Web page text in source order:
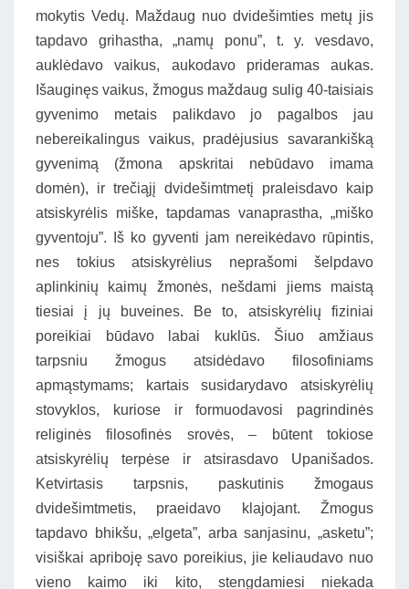
mokytis Vedų. Maždaug nuo dvidešimties metų jis
tapdavo grihastha, „namų ponu”, t. y. vesdavo,
auklėdavo vaikus, aukodavo prideramas aukas.
Išauginęs vaikus, žmogus maždaug sulig 40-taisiais
gyvenimo metais palikdavo jo pagalbos jau
nebereikalingus vaikus, pradėjusius savarankišką
gyvenimą (žmona apskritai nebūdavo imama
domėn), ir trečiąjį dvidešimtmetį praleisdavo kaip
atsiskyrėlis miške, tapdamas vanaprastha, „miško
gyventoju”. Iš ko gyventi jam nereikėdavo rūpintis,
nes tokius atsiskyrėlius neprašomi šelpdavo
aplinkinių kaimų žmonės, nešdami jiems maistą
tiesiai į jų buveines. Be to, atsiskyrėlių fiziniai
poreikiai būdavo labai kuklūs. Šiuo amžiaus
tarpsniu žmogus atsidėdavo filosofiniams
apmąstymams; kartais susidarydavo atsiskyrėlių
stovyklos, kuriose ir formuodavosi pagrindinės
religinės filosofinės srovės, – būtent tokiose
atsiskyrėlių terpėse ir atsirasdavo Upanišados.
Ketvirtasis tarpsnis, paskutinis žmogaus
dvidešimtmetis, praeidavo klajojant. Žmogus
tapdavo bhikšu, „elgeta”, arba sanjasinu, „asketu”;
visiškai apriboję savo poreikius, jie keliaudavo nuo
vieno kaimo iki kito, stengdamiesi niekada